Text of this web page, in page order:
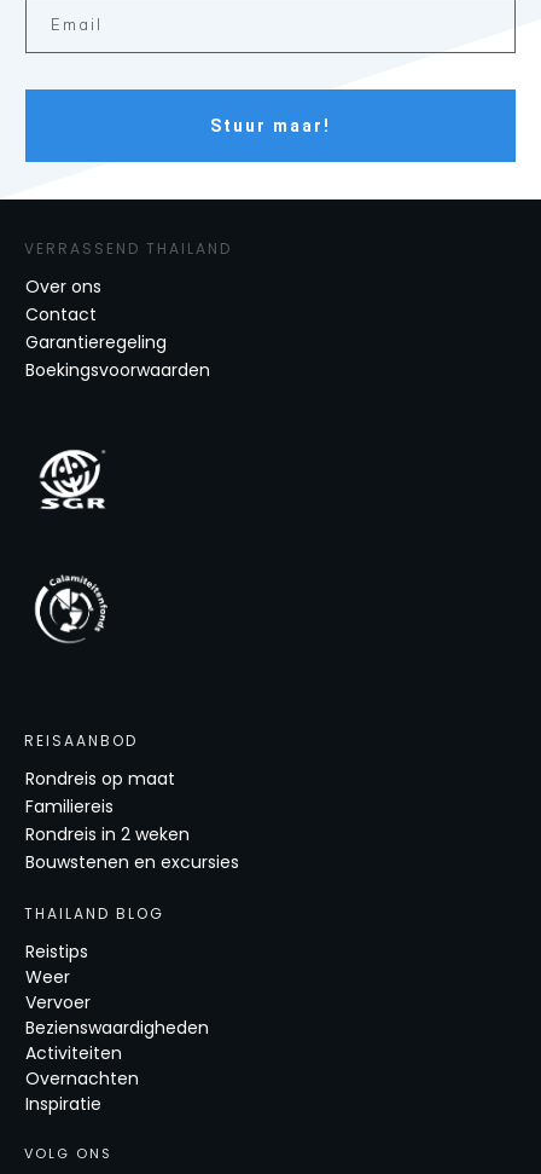
Stuur maar!
VERRASSEND THAILAND
Over ons
Contact
Garantieregeling
Boekingsvoorwaarden
REISAANBOD
Rondreis op maat
Familiereis
Rondreis in 2 weken
Bouwstenen en excursies
THAILAND BLOG
Reistips
Weer
Vervoer
Bezienswaardigheden
Activiteiten
Overnachten
Inspiratie
VOLG ONS